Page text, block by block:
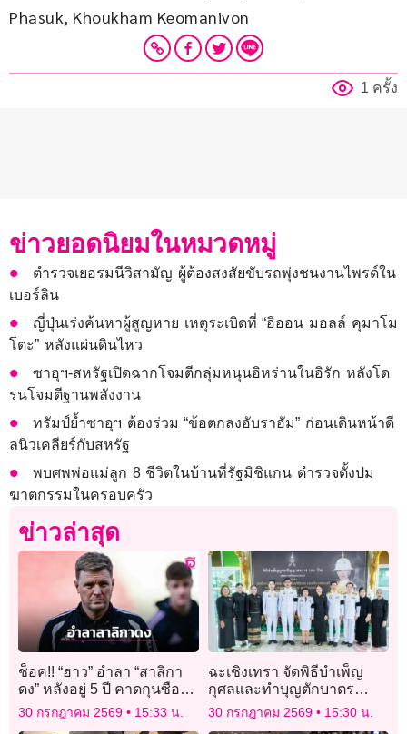
Phasuk, Khoukham Keomanivon
1 ครั้ง
ข่าวยอดนิยมในหมวดหมู่
ตำรวจเยอรมนีวิสามัญ ผู้ต้องสงสัยขับรถพุ่งชนงานไพรด์ใน
เบอร์ลิน
ญี่ปุ่นเร่งค้นหาผู้สูญหาย เหตุระเบิดที่ “อิออน มอลล์ คุมาโม
โตะ” หลังแผ่นดินไหว
ซาอุฯ-สหรัฐเปิดฉากโจมตีกลุ่มหนุนอิหร่านในอิรัก หลังโด
รนโจมตีฐานพลังงาน
ทรัมป์ย้ำซาอุฯ ต้องร่วม “ข้อตกลงอับราฮัม” ก่อนเดินหน้าดี
ลนิวเคลียร์กับสหรัฐ
พบศพพ่อแม่ลูก 8 ชีวิตในบ้านที่รัฐมิชิแกน ตำรวจตั้งปม
ฆาตกรรมในครอบครัว
ข่าวล่าสุด
ช็อค!! “ฮาว” อำลา “สาลิกา
ดง” หลังอยู่ 5 ปี คาดกุนซือ
หนุ่มไฟแรงของ “อัล-อาห์ลี”
จะเข้ารับงานแทน
30 กรกฎาคม 2569 15:33 น.
ฉะเชิงเทรา จัดพิธีบำเพ็ญ
กุศลและทำบุญตักบาตร
วาระครบ 50 วัน (ปัญญาสม
30 กรกฎาคม 2569 15:30 น.